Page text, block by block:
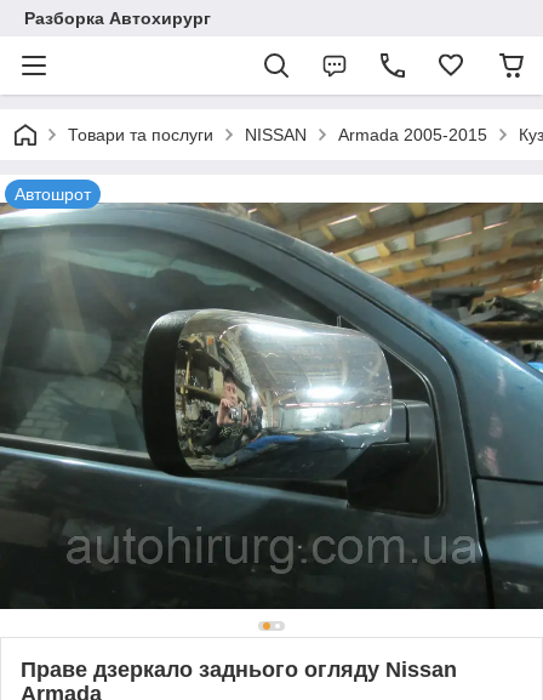
Разборка Автохирург
Товари та послуги NISSAN Armada 2005-2015
Автошрот
Праве дзеркало заднього огляду Nissan
Armada